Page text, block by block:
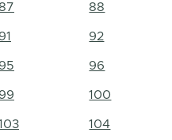
87 88
91 92
95 96
99 100
104